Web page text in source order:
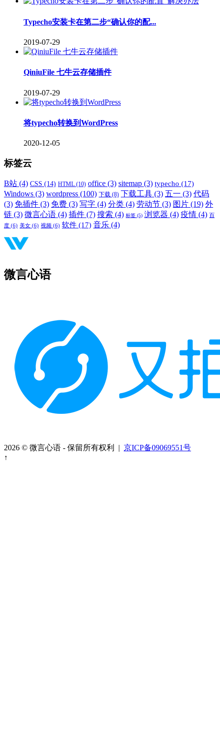
Typecho安装卡在第二步“确认你的配...
2019-07-29
QiniuFile 七牛云存储插件
2019-07-29
将typecho转换到WordPress
2020-12-05
标签云
B站 (4) CSS (14) HTML (10) office (3) sitemap (3) typecho (17)
Windows (3) wordpress (100) 下载 (8) 下载工具 (3) 五一 (3) 代码
(3) 免插件 (3) 免费 (3) 写字 (4) 分类 (4) 劳动节 (3) 图片 (19) 外
链 (3) 微言心语 (4) 插件 (7) 搜索 (4) 标签 (5) 浏览器 (4) 疫情 (4) 百
度 (6) 美女 (6) 视频 (6) 软件 (17) 音乐 (4)
微言心语
2026 © 微言心语 - 保留所有权利 | 京ICP备09069551号
↑